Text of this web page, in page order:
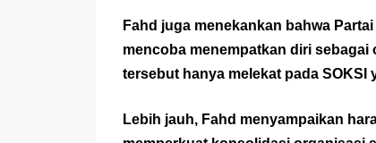
Fahd juga menekankan bahwa
mencoba menempatkan diri sebagai
tersebut hanya melekat pada SOKSI
Lebih jauh, Fahd menyampaikan